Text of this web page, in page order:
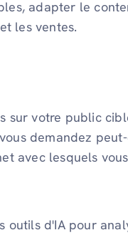
adapter le
les ventes.
sur votre public
demandez
avec lesquels
outils d'IA pour